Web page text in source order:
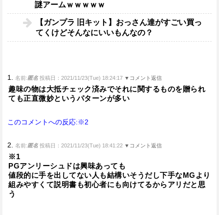
謎アームｗｗｗｗｗ
【ガンプラ 旧キット】おっさん達がすごい買っ
てくけどそんなにいいもんなの？
1. 名前:匿名 投稿日：2021/11/23(Tue) 18:24:17 ▼コメント返信
趣味の物は大抵チェック済みでそれに関するものを贈られ
ても正直微妙というパターンが多い
このコメントへの反応:※2
2. 名前:匿名 投稿日：2021/11/23(Tue) 18:41:22 ▼コメント返信
※1
PGアンリーシュドは興味あっても
値段的に手を出してない人も結構いそうだし下手なMGより
組みやすくて説明書も初心者にも向けてるからアリだと思
う